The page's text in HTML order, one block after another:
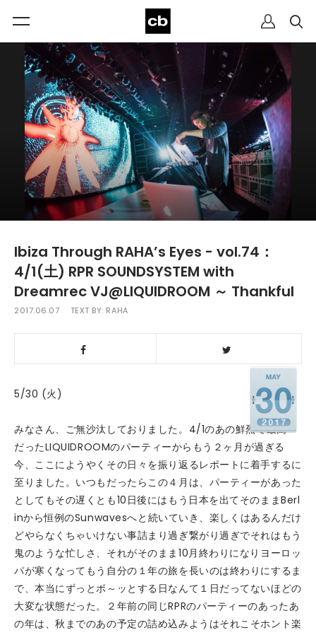
Ibiza Through RAHA’s Eyes - vol.74：
4/1(土) RPR SOUNDSYSTEM with
Dreamrec VJ@LIQUIDROOM ～ Thankful
2017.06.07 TEXT BY: RAHA
5/30 (火)
みなさん、ご無沙汰しておりました。4/1のあの鮮烈で最高
だったLIQUIDROOMのパーティーからもう２ヶ月が過ぎる
今、ここにようやくその日々を振り返るレポートに着手するに
至りました。いつもだったらこの４月は、パーティーがあった
としてもその遅くとも10日後にはもう日本を出てそのままBerl
inから恒例のSunwavesへと続いていき、楽しくはあるんだけ
どやらなくちゃいけない事詰まり過ぎ繋がり過ぎでそれはもう
鬼のような忙しさ、それがそのまま10月終わりになりヨーロッ
パが寒くなってもう自分の１年の旅を長いのは終わりにするま
で、本当にずっとボ～ッとする日なんて１日だってないほどの
大変な状態だった。２年前の同じRPRのパーティーのあったあ
の年は、秋までのあの予定の詰め込みようはそれこそホント楽